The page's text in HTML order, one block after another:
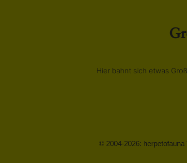
Hier bahnt sich etwas
© 2004-2026: